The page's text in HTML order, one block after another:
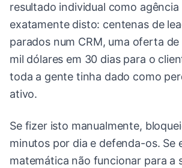
resultado individual como agência
exatamente disto: centenas de
parados num CRM, uma oferta
mil dólares em 30 dias para o
toda a gente tinha dado como
ativo.
Se fizer isto manualmente,
minutos por dia e defenda-os. Se
matemática não funcionar para a